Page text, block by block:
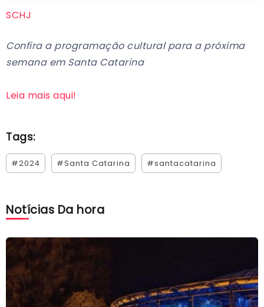
SCHJ
Confira a programação cultural para a próxima
semana em Santa Catarina
Leia mais aqui!
Tags:
#2024 #Santa Catarina #santacatarina
Notícias Da hora